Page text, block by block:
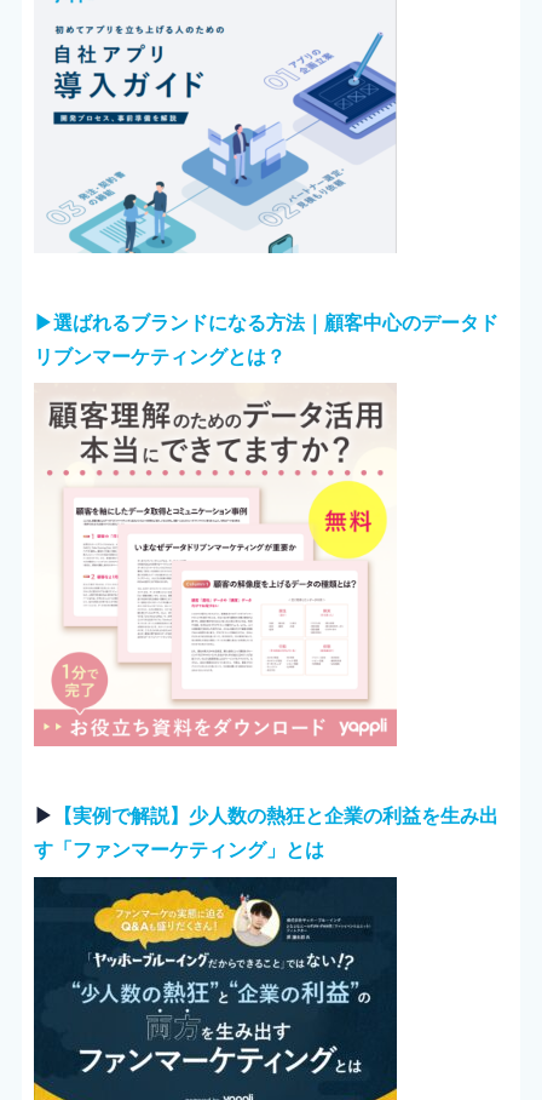
▶︎選ばれるブランドになる方法｜顧客中心のデータド
リブンマーケティングとは？
▶︎
【実例で解説】少人数の熱狂と企業の利益を生み出
す「ファンマーケティング」とは